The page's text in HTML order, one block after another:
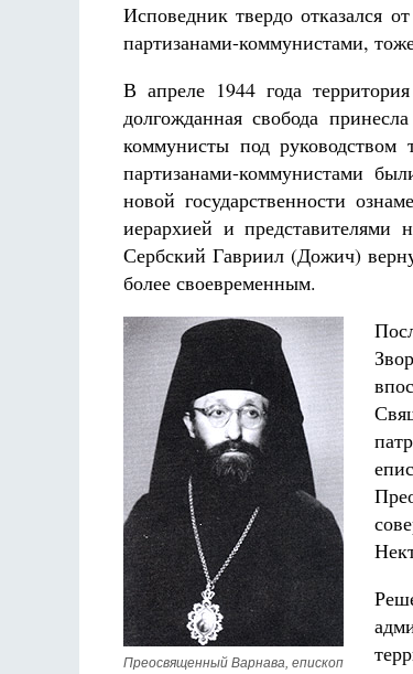
Исповедник твердо отказался
партизанами-коммунистами,
В апреле 1944 года
долгожданная свобода
коммунисты под
партизанами-коммунистами
новой государственности
иерархией и
Сербский Гавриил (Дожич)
более своевременным.
Преосвященный Варнава, епископ